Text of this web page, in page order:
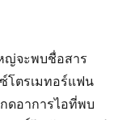
ญ่จะพบชื่อสาร
โตรเมทอร์แฟน
ดอาการไอที่พบ